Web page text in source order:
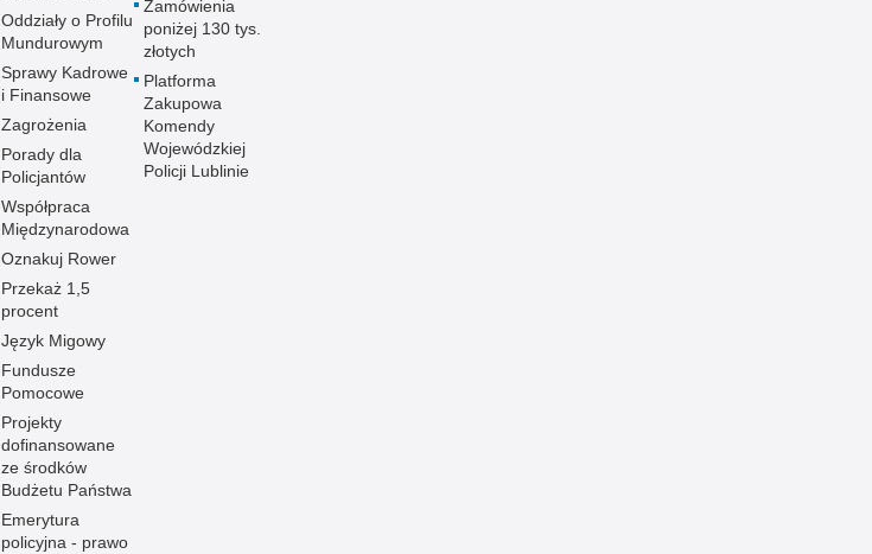
Oddziały o Profilu
Mundurowym
Sprawy Kadrowe
i Finansowe
Zagrożenia
Porady dla
Policjantów
Współpraca
Międzynarodowa
Oznakuj Rower
Przekaż 1,5
procent
Język Migowy
Fundusze
Pomocowe
Projekty
dofinansowane
ze środków
Budżetu Państwa
Emerytura
policyjna - prawo
Zamówienia
poniżej 130 tys.
złotych
Platforma
Zakupowa
Komendy
Wojewódzkiej
Policji Lublinie